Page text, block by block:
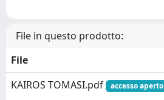
File in questo prodotto:
File
KAIROS TOMASI.pdf
accesso aperto